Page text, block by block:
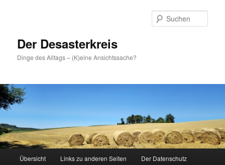
Der Desasterkreis
Dinge des Alltags – (K)eine Ansichtssache?
HauptmenüÜbersicht Links zu anderen Seiten Der Datenschutz